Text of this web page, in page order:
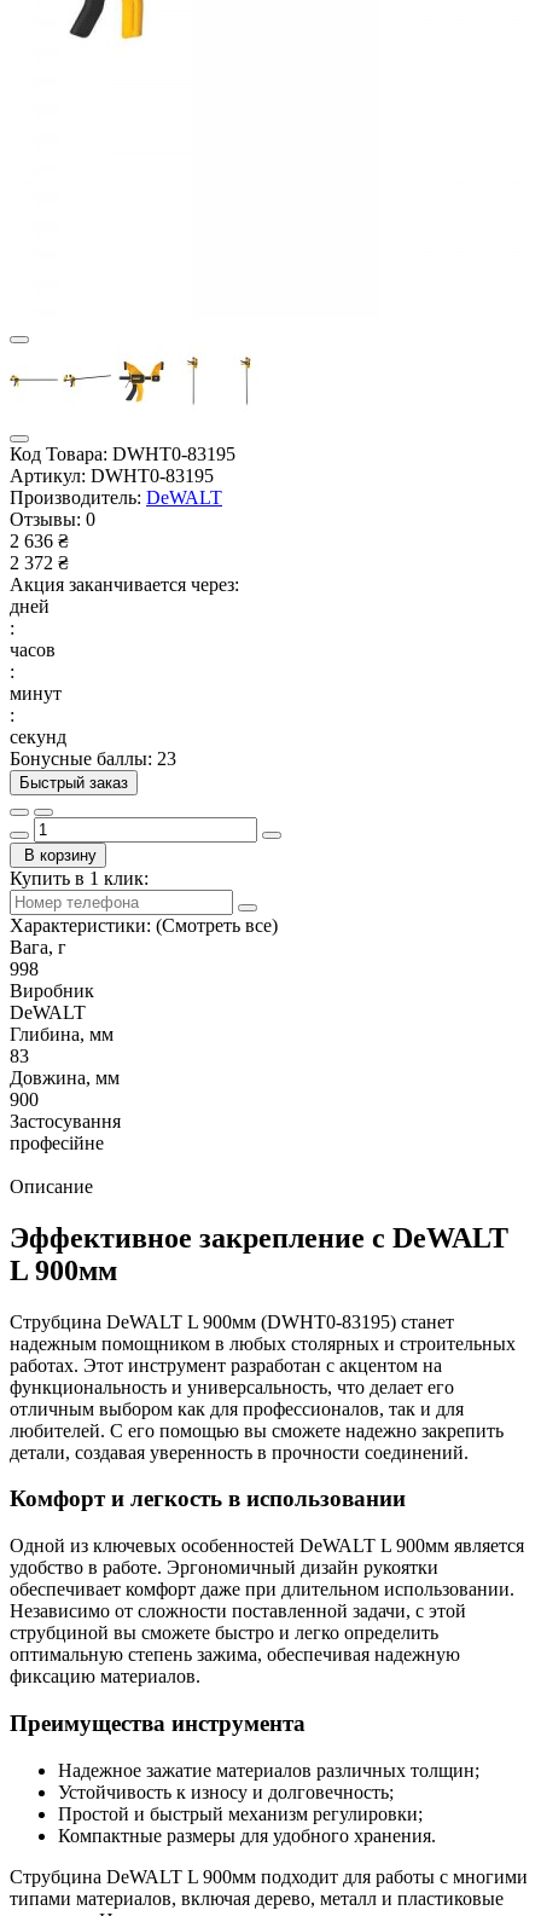
Код Товара: DWHT0-83195
Артикул: DWHT0-83195
Производитель: DeWALT
Отзывы: 0
2 636 ₴
2 372 ₴
Акция заканчивается через:
дней
:
часов
:
минут
:
секунд
Бонусные баллы: 23
Быстрый заказ
В корзину
Купить в 1 клик:
Характеристики: (Смотреть все)
Вага, г
998
Виробник
DeWALT
Глибина, мм
83
Довжина, мм
900
Застосування
професійне
Описание
Эффективное закрепление с DeWALT
L 900мм
Струбцина DeWALT L 900мм (DWHT0-83195) станет
надежным помощником в любых столярных и строительных
работах. Этот инструмент разработан с акцентом на
функциональность и универсальность, что делает его
отличным выбором как для профессионалов, так и для
любителей. С его помощью вы сможете надежно закрепить
детали, создавая уверенность в прочности соединений.
Комфорт и легкость в использовании
Одной из ключевых особенностей DeWALT L 900мм является
удобство в работе. Эргономичный дизайн рукоятки
обеспечивает комфорт даже при длительном использовании.
Независимо от сложности поставленной задачи, с этой
струбциной вы сможете быстро и легко определить
оптимальную степень зажима, обеспечивая надежную
фиксацию материалов.
Преимущества инструмента
Надежное зажатие материалов различных толщин;
Устойчивость к износу и долговечность;
Простой и быстрый механизм регулировки;
Компактные размеры для удобного хранения.
Струбцина DeWALT L 900мм подходит для работы с многими
типами материалов, включая дерево, металл и пластиковые